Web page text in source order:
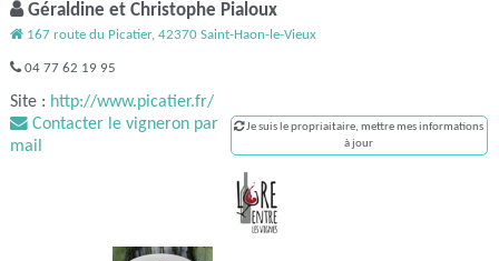
Géraldine et Christophe Pialoux
167 route du Picatier, 42370 Saint-Haon-le-Vieux
04 77 62 19 95
Site : http://www.picatier.fr/
Contacter le vigneron par
mail
Je suis le propriaitaire, mettre mes informations
à jour